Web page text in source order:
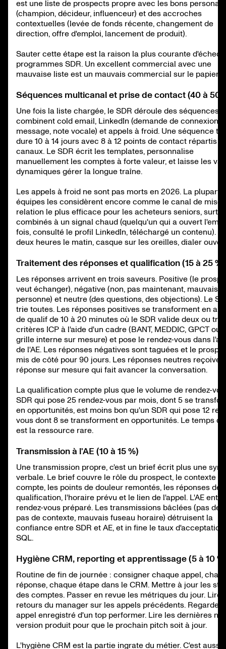
est une liste de prospects propre avec les bons personas
(champion, décideur, influenceur) et des accroches
contextuelles (levée de fonds récente, changement de
direction, offre d'emploi, lancement de produit).
Sauter cette étape est la raison la plus courante d'échec
programmes SDR. Un excellent commercial avec une
mauvaise liste est un mauvais commercial sur le papier.
Séquences multicanal et prise de contact (40 à 50
Une fois la liste chargée, le SDR déroule des séquences
combinent cold email, LinkedIn (demande de connexion,
message, note vocale) et appels à froid. Une séquence
dure 10 à 14 jours avec 8 à 12 points de contact répartis
canaux. Le SDR écrit les templates, personnalise
manuellement les comptes à forte valeur, et laisse les
dynamiques gérer la longue traîne.
Les appels à froid ne sont pas morts en 2026. La plupart
équipes les considèrent encore comme le canal de mise
relation le plus efficace pour les acheteurs seniors,
combinés à un signal chaud (quelqu'un qui a ouvert
fois, consulté le profil LinkedIn, téléchargé un contenu).
deux heures le matin, casque sur les oreilles, dialer
Traitement des réponses et qualification (15 à 25 %)
Les réponses arrivent en trois saveurs. Positive (le
veut échanger), négative (non, pas maintenant, mauvaise
personne) et neutre (des questions, des objections). Le
trie toutes. Les réponses positives se transforment en
de qualif de 10 à 20 minutes où le SDR valide deux ou
critères ICP à l'aide d'un cadre (BANT, MEDDIC, GPCT ou
grille interne sur mesure) et pose le rendez-vous dans
de l'AE. Les réponses négatives sont taguées et le
mis de côté pour 90 jours. Les réponses neutres
réponse sur mesure qui fait avancer la conversation.
La qualification compte plus que le volume de rendez-
SDR qui pose 25 rendez-vous par mois, dont 5 se
en opportunités, est moins bon qu'un SDR qui pose 12
vous dont 8 se transforment en opportunités. Le temps de
est la ressource rare.
Transmission à l'AE (10 à 15 %)
Une transmission propre, c'est un brief écrit plus une
verbale. Le brief couvre le rôle du prospect, le contexte
compte, les points de douleur remontés, les réponses de
qualification, l'horaire prévu et le lien de l'appel. L'AE
rendez-vous préparé. Les transmissions bâclées (pas de
pas de contexte, mauvais fuseau horaire) détruisent la
confiance entre SDR et AE, et in fine le taux
SQL.
Hygiène CRM, reporting et apprentissage (5 à 10
Routine de fin de journée : consigner chaque appel,
réponse, chaque étape dans le CRM. Mettre à jour les
des comptes. Passer en revue les métriques du jour. Lire
retours du manager sur les appels précédents. Regarder
appel enregistré d'un top performer. Lire les dernières
version produit pour que le prochain pitch soit à jour.
L'hygiène CRM est la partie ingrate du métier. C'est aussi